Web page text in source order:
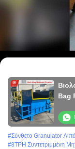
Bag
#Σύνθετο Granulator
#8TPH Συντετριμμένη